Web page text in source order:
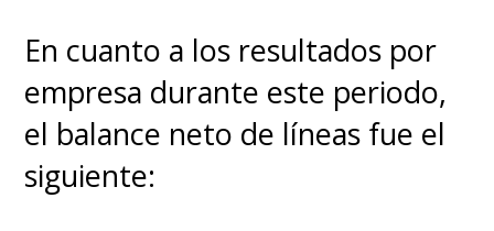
En cuanto a los resultados por
empresa durante este periodo,
el balance neto de líneas fue el
siguiente: